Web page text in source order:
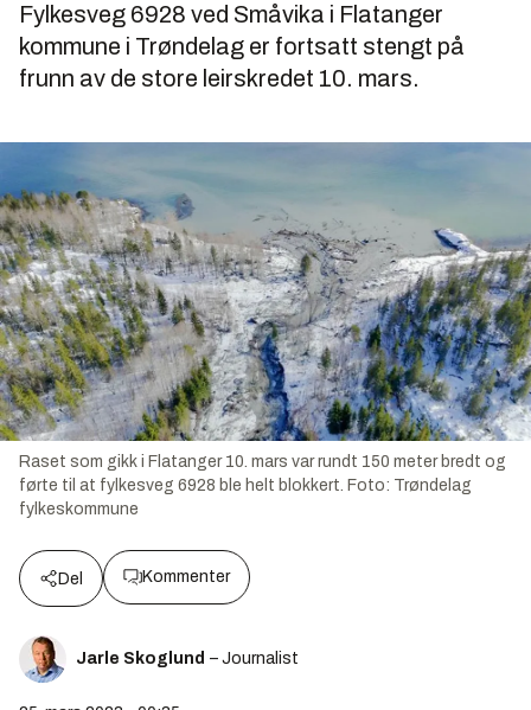
Fylkesveg 6928 ved Småvika i Flatanger
kommune i Trøndelag er fortsatt stengt på
frunn av de store leirskredet 10. mars.
Raset som gikk i Flatanger 10. mars var rundt 150 meter bredt og
førte til at fylkesveg 6928 ble helt blokkert. Foto: Trøndelag
fylkeskommune
Del Kommenter
Jarle Skoglund – Journalist